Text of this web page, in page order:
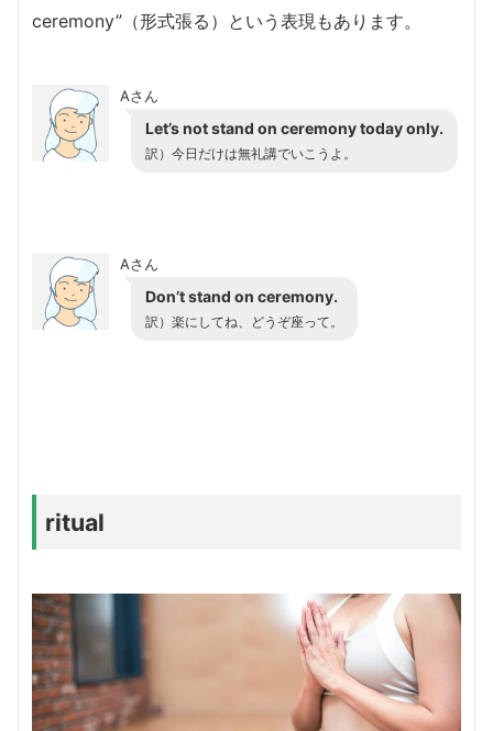
ceremony”（形式張る）という表現もあります。
Aさん
Let’s not stand on ceremony today only.
訳）今日だけは無礼講でいこうよ。
Aさん
Don’t stand on ceremony.
訳）楽にしてね、どうぞ座って。
ritual